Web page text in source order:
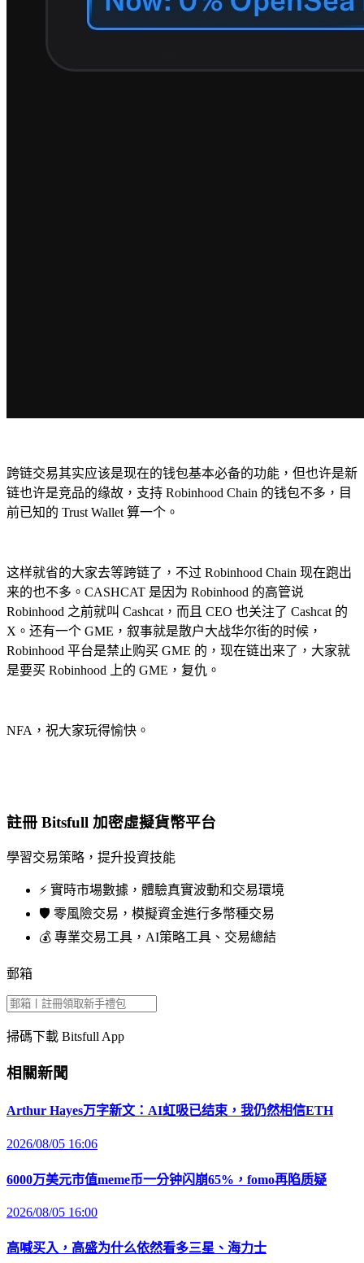
跨链交易其实应该是现在的钱包基本必备的功能，但也许是新
链也许是竞品的缘故，支持 Robinhood Chain 的钱包不多，目
前已知的 Trust Wallet 算一个。
这样就省的大家去等跨链了，不过 Robinhood Chain 现在跑出
来的也不多。CASHCAT 是因为 Robinhood 的高管说
Robinhood 之前就叫 Cashcat，而且 CEO 也关注了 Cashcat 的
X。还有一个 GME，叙事就是散户大战华尔街的时候，
Robinhood 平台是禁止购买 GME 的，现在链出来了，大家就
是要买 Robinhood 上的 GME，复仇。
NFA，祝大家玩得愉快。
註冊 Bitsfull 加密虛擬貨幣平台
學習交易策略，提升投資技能
⚡️ 實時市場數據，體驗真實波動和交易環境
🛡️ 零風險交易，模擬資金進行多幣種交易
💰 專業交易工具，AI策略工具、交易總結
郵箱
掃碼下載 Bitsfull App
相關新聞
Arthur Hayes万字新文：AI虹吸已结束，我仍然相信ETH
2026/08/05 16:06
6000万美元市值meme币一分钟闪崩65%，fomo再陷质疑
2026/08/05 16:00
高喊买入，高盛为什么依然看多三星、海力士